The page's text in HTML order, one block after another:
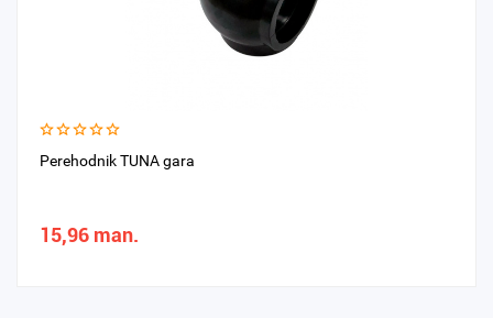
Perehodnik TUNA gara
15,96 man.